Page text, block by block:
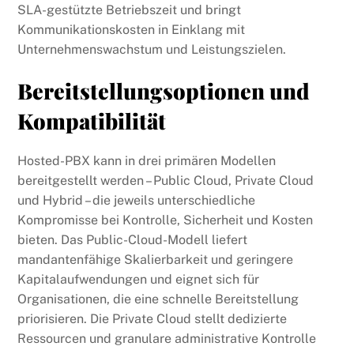
SLA-gestützte Betriebszeit und bringt
Kommunikationskosten in Einklang mit
Unternehmenswachstum und Leistungszielen.
Bereitstellungsoptionen und
Kompatibilität
Hosted-PBX kann in drei primären Modellen
bereitgestellt werden – Public Cloud, Private Cloud
und Hybrid – die jeweils unterschiedliche
Kompromisse bei Kontrolle, Sicherheit und Kosten
bieten. Das Public-Cloud-Modell liefert
mandantenfähige Skalierbarkeit und geringere
Kapitalaufwendungen und eignet sich für
Organisationen, die eine schnelle Bereitstellung
priorisieren. Die Private Cloud stellt dedizierte
Ressourcen und granulare administrative Kontrolle